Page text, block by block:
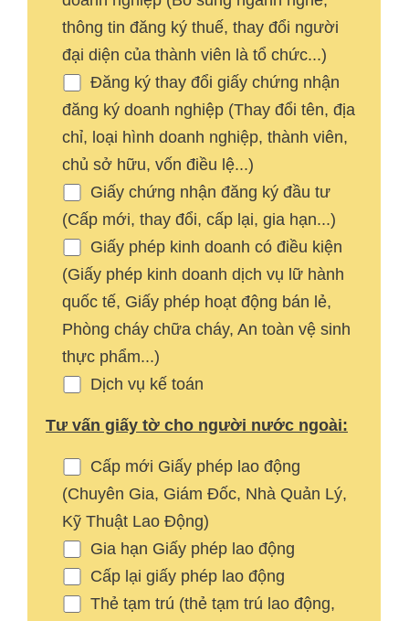
thông tin đăng ký thuế, thay đổi người
đại diện của thành viên là tổ chức...)
Đăng ký thay đổi giấy chứng nhận
đăng ký doanh nghiệp (Thay đổi tên, địa
chỉ, loại hình doanh nghiệp, thành viên,
chủ sở hữu, vốn điều lệ...)
Giấy chứng nhận đăng ký đầu tư
(Cấp mới, thay đổi, cấp lại, gia hạn...)
Giấy phép kinh doanh có điều kiện
(Giấy phép kinh doanh dịch vụ lữ hành
quốc tế, Giấy phép hoạt động bán lẻ,
Phòng cháy chữa cháy, An toàn vệ sinh
thực phẩm...)
Dịch vụ kế toán
Tư vấn giấy tờ cho người nước ngoài:
Cấp mới Giấy phép lao động
(Chuyên Gia, Giám Đốc, Nhà Quản Lý,
Kỹ Thuật Lao Động)
Gia hạn Giấy phép lao động
Cấp lại giấy phép lao động
Thẻ tạm trú (thẻ tạm trú lao động,